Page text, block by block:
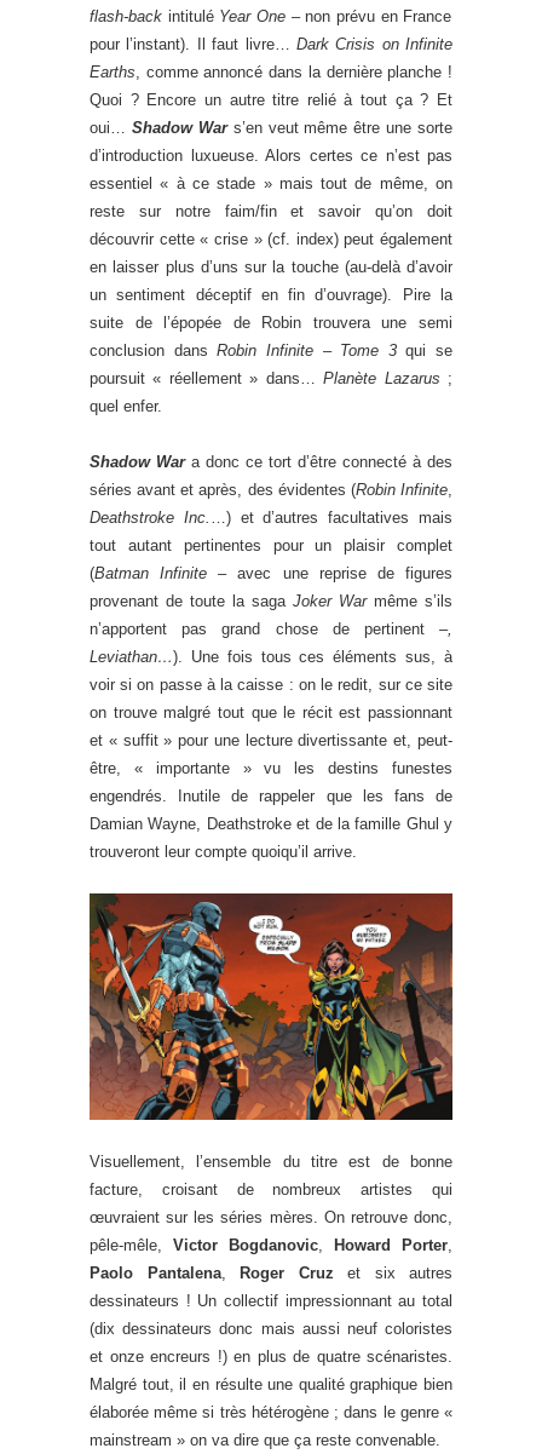
flash-back intitulé Year One – non prévu en France
pour l’instant). Il faut livre… Dark Crisis on Infinite
Earths, comme annoncé dans la dernière planche !
Quoi ? Encore un autre titre relié à tout ça ? Et
oui… Shadow Wars’en veut même être une sorte
d’introduction luxueuse. Alors certes ce n’est pas
essentiel « à ce stade » mais tout de même, on
reste sur notre faim/fin et savoir qu’on doit
découvrir cette « crise » (cf. index) peut également
en laisser plus d’uns sur la touche (au-delà d’avoir
un sentiment déceptif en fin d’ouvrage). Pire la
suite de l’épopée de Robin trouvera une semi
conclusion dansRobin Infinite – Tome 3qui se
poursuit « réellement » dans…Planète Lazarus ;
quel enfer.
Shadow Wara donc ce tort d’être connecté à des
séries avant et après, des évidentes (Robin Infinite,
Deathstroke Inc. …) et d’autres facultatives mais
tout autant pertinentes pour un plaisir complet
(Batman Infinite –avec une reprise de figures
provenant de toute la sagaJoker War même s’ils
n’apportent pas grand chose de pertinent –,
Leviathan…). Une fois tous ces éléments sus, à
voir si on passe à la caisse : on le redit, sur ce site
on trouve malgré tout que le récit est passionnant
et « suffit » pour une lecture divertissante et, peut-
être, « importante » vu les destins funestes
engendrés. Inutile de rappeler que les fans de
Damian Wayne, Deathstroke et de la famille Ghul y
trouveront leur compte quoiqu’il arrive.
Visuellement, l’ensemble du titre est de bonne
facture, croisant de nombreux artistes qui
œuvraient sur les séries mères. On retrouve donc,
pêle-mêle, Victor Bogdanovic, Howard Porter,
Paolo Pantalena, Roger Cruz et six autres
dessinateurs ! Un collectif impressionnant au total
(dix dessinateurs donc mais aussi neuf coloristes
et onze encreurs !) en plus de quatre scénaristes.
Malgré tout, il en résulte une qualité graphique bien
élaborée même si très hétérogène ; dans le genre «
mainstream » on va dire que ça reste convenable.